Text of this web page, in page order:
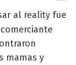
al reality fue
mamas y